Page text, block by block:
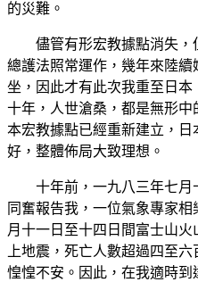
的災難。
儘管有形宏教據點消失，
總護法照常運作，幾年來陸
坐，因此才有此次我重至日
十年，人世滄桑，都是無形中
本宏教據點已經重新建立，
好，整體佈局大致理想。
十年前，一九八三年七月
同奮報告我，一位氣象專家
月十一日至十四日間富士山
上地震，死亡人數超過四至
惶惶不安。因此，在我適時